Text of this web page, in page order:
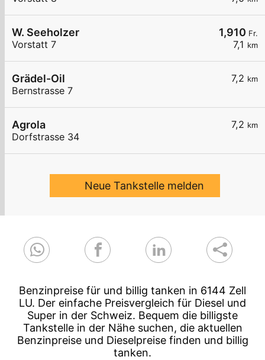
1,910 Fr.
7,1 km
W. Seeholzer
Vorstatt 7
7,2 km
Grädel-Oil
Bernstrasse 7
7,2 km
Agrola
Dorfstrasse 34
Neue Tankstelle melden
Benzinpreise für und billig tanken in 6144 Zell
LU. Der einfache Preisvergleich für Diesel und
Super in der Schweiz. Bequem die billigste
Tankstelle in der Nähe suchen, die aktuellen
Benzinpreise und Dieselpreise finden und billig
tanken.